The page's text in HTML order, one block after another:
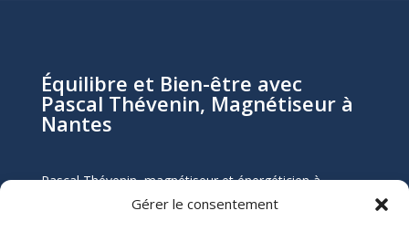
Gérer le consentement
Équilibre et Bien-être avec
Pascal Thévenin, Magnétiseur à
Nantes
Pascal Thévenin, magnétiseur et énergéticien à
Nantes, vous accompagne vers un mieux-être durable